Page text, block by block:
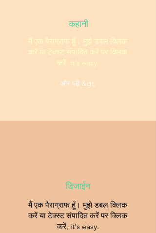
कहानी
मैं एक पैराग्राफ हूँ। मुझे डबल क्लिक
करें या टेक्स्ट संपादित करें पर क्लिक
करें, it's easy.
और पढ़ें &gt;
डिजाईन
मैं एक पैराग्राफ हूँ। मुझे डबल क्लिक
करें या टेक्स्ट संपादित करें पर क्लिक
करें, it's easy.